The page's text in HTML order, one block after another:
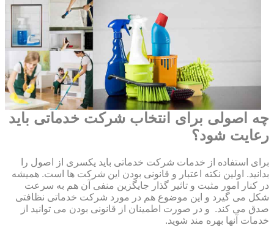
چه اصولی برای انتخاب شرکت خدماتی باید
رعایت شود؟
برای استفاده از خدمات شرکت خدماتی باید یکسری از اصول را
بدانید. اولین نکته اعتبار و قانونی بودن این شرکت ها است. همیشه
در کنار امور مثبت و تاثیر گذار جایگزین منفی آن هم به سرعت
شکل می گیرد و این موضوع هم در مورد شرکت خدماتی نظافتی
صدق می کند. و در صورت اطمینان از قانونی بودن می توانید از
خدمات آنها بهره مند شوید.